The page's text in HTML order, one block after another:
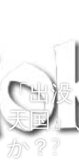
「出
天国
か？?